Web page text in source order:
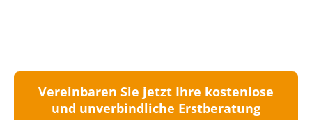
Vereinbaren Sie jetzt Ihre kostenlose
und unverbindliche Erstberatung